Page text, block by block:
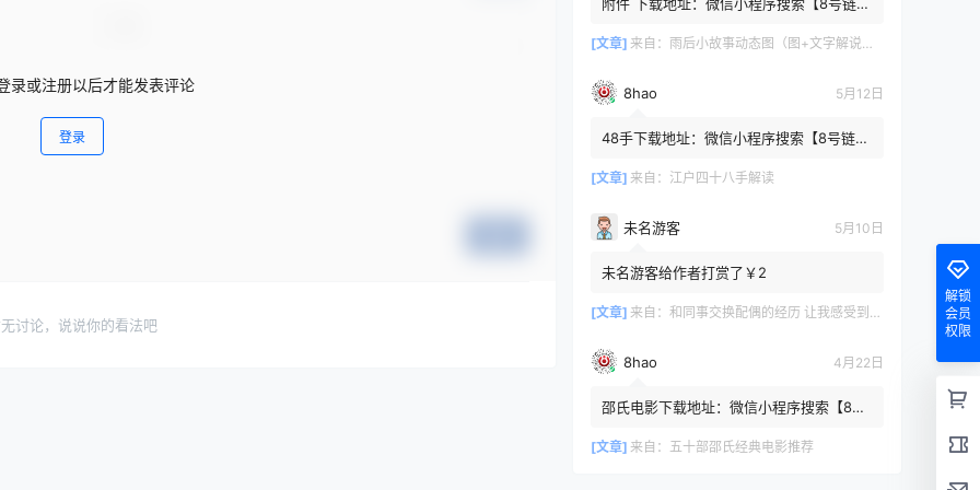
录或注册以后才能发表评论
登录
讨论，说说你的看法吧
或保存下方二维码微信里...
[文章] 来自： 雨后小故事动态图（图+文字解说版）
8hao 5月12日
48手下载地址：微信小程序搜索【8号链
或保存下方二维码微信里识别
[文章] 来自： 江户四十八手解读
未名游客 5月10日
未名游客给作者打赏了￥2
[文章] 来自： 和同事交换配偶的经历 让我感受到了从未有过的快乐
8hao 4月22日
邵氏电影下载地址：微信小程序搜索【8号
令或保存下方二维码微...
[文章] 来自： 五十部邵氏经典电影推荐
解锁
会员
权限